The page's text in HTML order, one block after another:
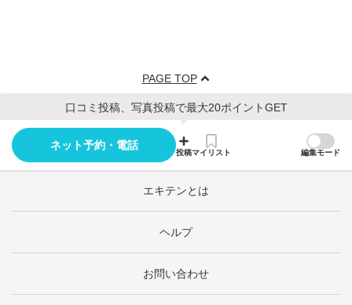
PAGE TOP
口コミ投稿、写真投稿で最大20ポイントGET
ネット予約・電話
投稿マイリスト 編集モード
エキテンとは
ヘルプ
お問い合わせ